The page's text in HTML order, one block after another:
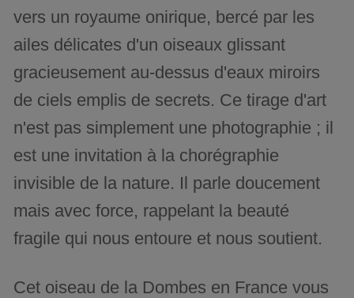
vers un royaume onirique, bercé par les
ailes délicates d'un oiseaux glissant
gracieusement au-dessus d'eaux miroirs
de ciels emplis de secrets. Ce tirage d'art
n'est pas simplement une photographie ; il
est une invitation à la chorégraphie
invisible de la nature. Il parle doucement
mais avec force, rappelant la beauté
fragile qui nous entoure et nous soutient.
Cet oiseau de la Dombes en France vous